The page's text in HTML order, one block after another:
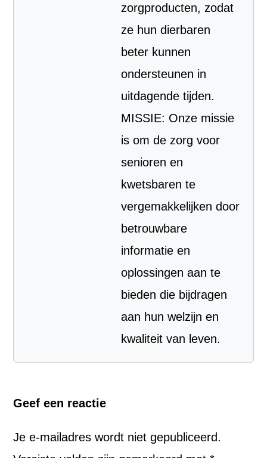
zorgproducten, zodat
ze hun dierbaren
beter kunnen
ondersteunen in
uitdagende tijden.
MISSIE: Onze missie
is om de zorg voor
senioren en
kwetsbaren te
vergemakkelijken door
betrouwbare
informatie en
oplossingen aan te
bieden die bijdragen
aan hun welzijn en
kwaliteit van leven.
Geef een reactie
Je e-mailadres wordt niet gepubliceerd.